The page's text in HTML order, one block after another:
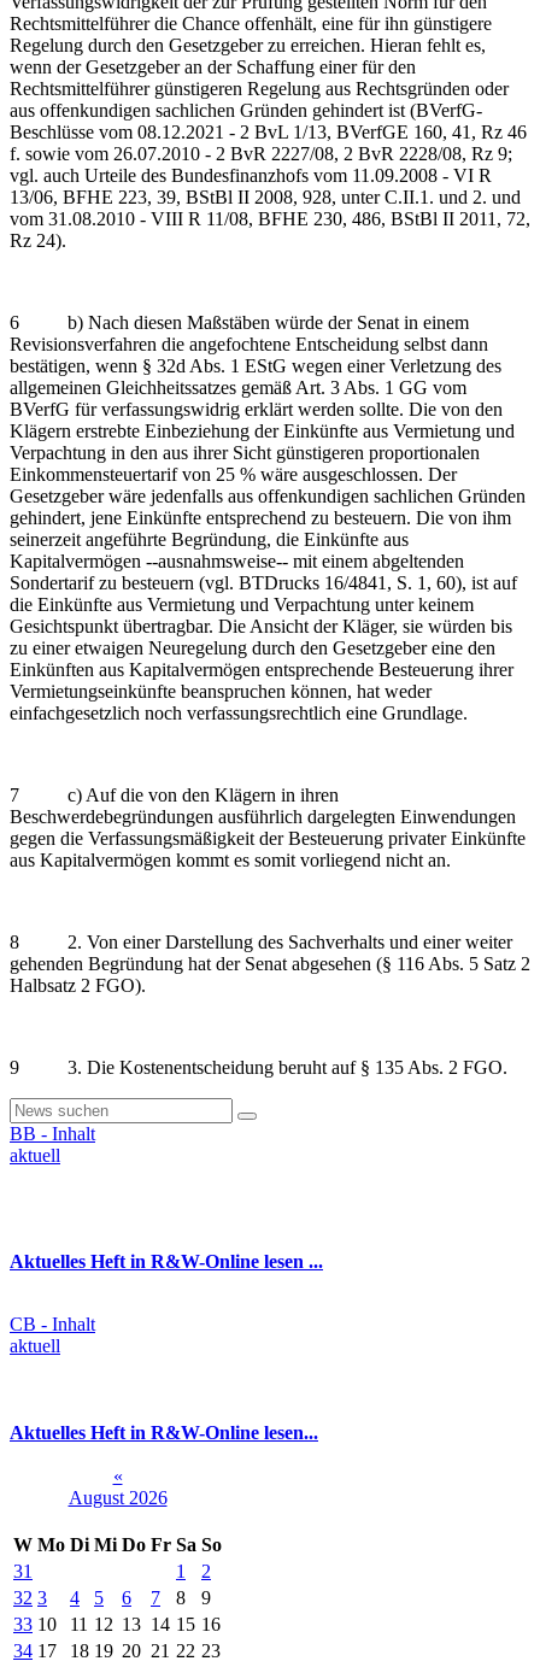
Rechtsmittelführer die Chance offenhält, eine für ihn günstigere
Regelung durch den Gesetzgeber zu erreichen. Hieran fehlt es,
wenn der Gesetzgeber an der Schaffung einer für den
Rechtsmittelführer günstigeren Regelung aus Rechtsgründen oder
aus offenkundigen sachlichen Gründen gehindert ist (BVerfG-
Beschlüsse vom 08.12.2021 - 2 BvL 1/13, BVerfGE 160, 41, Rz 46
f. sowie vom 26.07.2010 - 2 BvR 2227/08, 2 BvR 2228/08, Rz 9;
vgl. auch Urteile des Bundesfinanzhofs vom 11.09.2008 - VI R
13/06, BFHE 223, 39, BStBl II 2008, 928, unter C.II.1. und 2. und
vom 31.08.2010 - VIII R 11/08, BFHE 230, 486, BStBl II 2011, 72,
Rz 24).
6 b) Nach diesen Maßstäben würde der Senat in einem
Revisionsverfahren die angefochtene Entscheidung selbst dann
bestätigen, wenn § 32d Abs. 1 EStG wegen einer Verletzung des
allgemeinen Gleichheitssatzes gemäß Art. 3 Abs. 1 GG vom
BVerfG für verfassungswidrig erklärt werden sollte. Die von den
Klägern erstrebte Einbeziehung der Einkünfte aus Vermietung und
Verpachtung in den aus ihrer Sicht günstigeren proportionalen
Einkommensteuertarif von 25 % wäre ausgeschlossen. Der
Gesetzgeber wäre jedenfalls aus offenkundigen sachlichen Gründen
gehindert, jene Einkünfte entsprechend zu besteuern. Die von ihm
seinerzeit angeführte Begründung, die Einkünfte aus
Kapitalvermögen ‑‑ausnahmsweise‑‑ mit einem abgeltenden
Sondertarif zu besteuern (vgl. BTDrucks 16/4841, S. 1, 60), ist auf
die Einkünfte aus Vermietung und Verpachtung unter keinem
Gesichtspunkt übertragbar. Die Ansicht der Kläger, sie würden bis
zu einer etwaigen Neuregelung durch den Gesetzgeber eine den
Einkünften aus Kapitalvermögen entsprechende Besteuerung ihrer
Vermietungseinkünfte beanspruchen können, hat weder
einfachgesetzlich noch verfassungsrechtlich eine Grundlage.
7 c) Auf die von den Klägern in ihren
Beschwerdebegründungen ausführlich dargelegten Einwendungen
gegen die Verfassungsmäßigkeit der Besteuerung privater Einkünfte
aus Kapitalvermögen kommt es somit vorliegend nicht an.
8 2. Von einer Darstellung des Sachverhalts und einer weiter
gehenden Begründung hat der Senat abgesehen (§ 116 Abs. 5 Satz 2
Halbsatz 2 FGO).
9 3. Die Kostenentscheidung beruht auf § 135 Abs. 2 FGO.
BB - Inhalt
aktuell
Aktuelles Heft in R&W-Online lesen ...
CB - Inhalt
aktuell
Aktuelles Heft in R&W-Online lesen...
«
August 2026
W Mo Di Mi Do Fr Sa So
31
1
2
32 3 4 5 6 7 8
9
33 10 11 12 13 14 15 16
34 17 18 19 20 21 22 23